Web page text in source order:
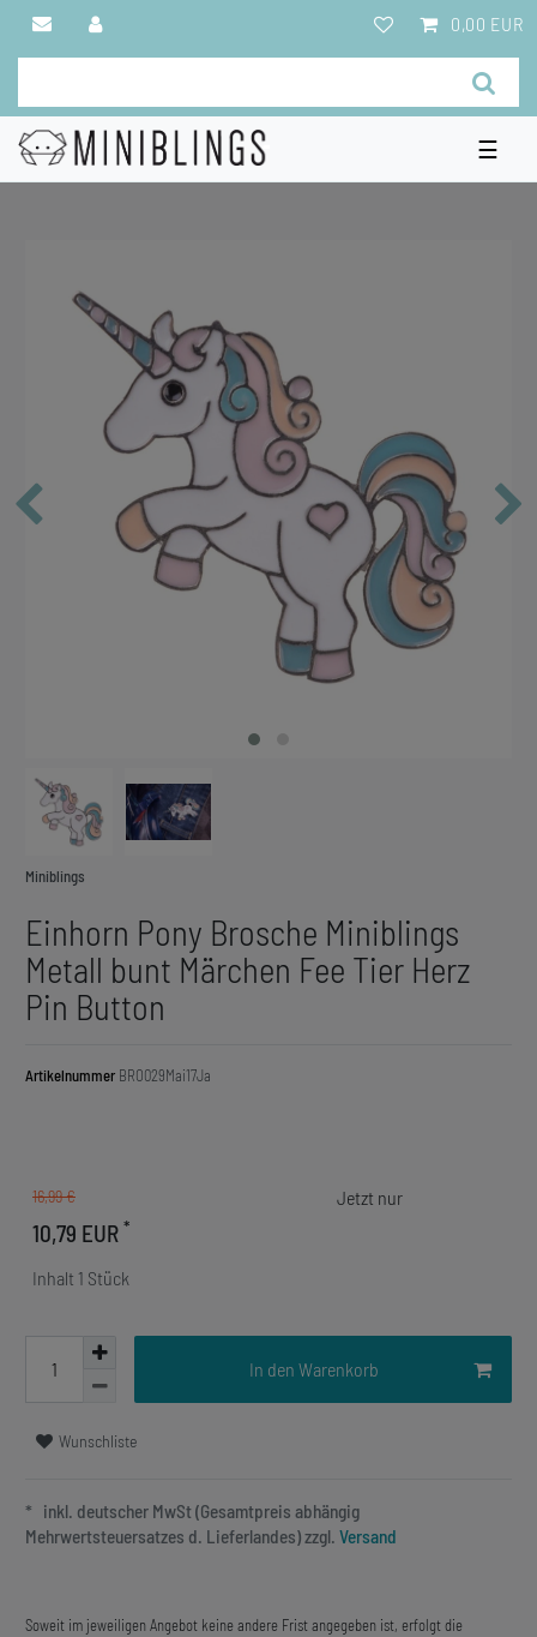
0,00 EUR
☰
Miniblings
Einhorn Pony Brosche Miniblings
Metall bunt Märchen Fee Tier Herz
Pin Button
Artikelnummer BRO029Mai17Ja
16,99 €
10,79 EUR *
Inhalt 1 Stück
In den Warenkorb
Wunschliste
* inkl. deutscher MwSt (Gesamtpreis abhängig
Mehrwertsteuersatzes d. Lieferlandes) zzgl. Versand
Soweit im jeweiligen Angebot keine andere Frist angegeben ist, erfolgt die